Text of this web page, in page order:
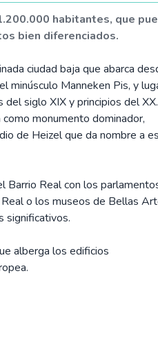
habitantes, que
bien diferenciados.
ciudad baja que abarca
minúsculo Manneken Pis, y
siglo XIX y principios del
monumento dominador,
de Heizel que da nombre a
Barrio Real con los
o los museos de Bellas
significativos.
alberga los edificios